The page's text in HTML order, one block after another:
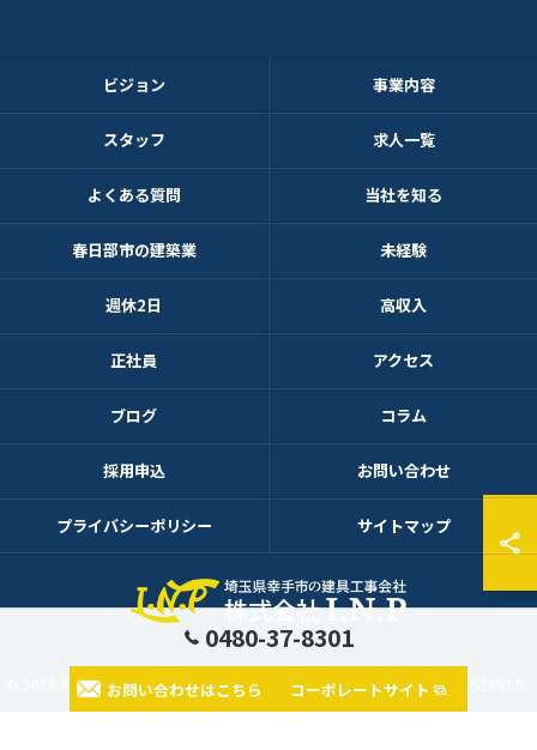
0480-37-8301
お問い合わせはこちら コーポレートサイト
ビジョン 事業内容
スタッフ 求人一覧
よくある質問 当社を知る
春日部市の建築業 未経験
週休2日 高収入
正社員 アクセス
ブログ コラム
採用申込 お問い合わせ
プライバシーポリシー サイトマップ
© 2026 埼玉県幸手市で建築業の求人なら株式会社I.N.P ALL RIGHTS RESERVED.